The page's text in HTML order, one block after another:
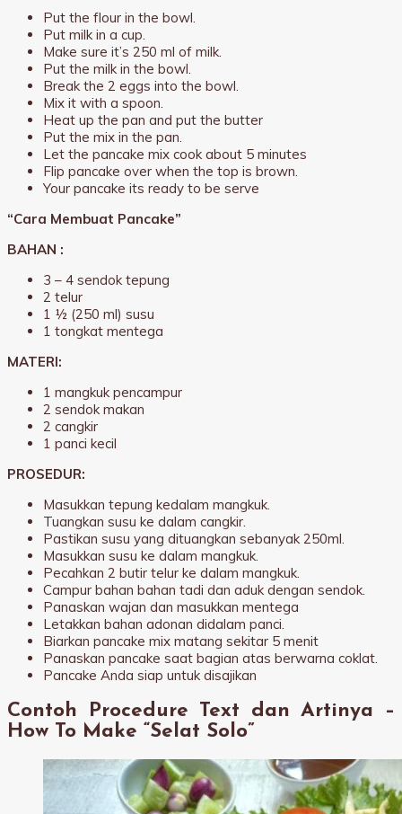
Put the flour in the bowl.
Put milk in a cup.
Make sure it’s 250 ml of milk.
Put the milk in the bowl.
Break the 2 eggs into the bowl.
Mix it with a spoon.
Heat up the pan and put the butter
Put the mix in the pan.
Let the pancake mix cook about 5 minutes
Flip pancake over when the top is brown.
Your pancake its ready to be serve
“Cara Membuat Pancake”
BAHAN :
3 – 4 sendok tepung
2 telur
1 ½ (250 ml) susu
1 tongkat mentega
MATERI:
1 mangkuk pencampur
2 sendok makan
2 cangkir
1 panci kecil
PROSEDUR:
Masukkan tepung kedalam mangkuk.
Tuangkan susu ke dalam cangkir.
Pastikan susu yang dituangkan sebanyak 250ml.
Masukkan susu ke dalam mangkuk.
Pecahkan 2 butir telur ke dalam mangkuk.
Campur bahan bahan tadi dan aduk dengan sendok.
Panaskan wajan dan masukkan mentega
Letakkan bahan adonan didalam panci.
Biarkan pancake mix matang sekitar 5 menit
Panaskan pancake saat bagian atas berwarna coklat.
Pancake Anda siap untuk disajikan
Contoh Procedure Text dan Artinya –
How To Make “Selat Solo”